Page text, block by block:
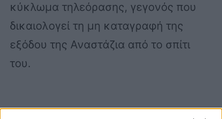
κύκλωμα τηλεόρασης, γεγονός που
δικαιολογεί τη μη καταγραφή της
εξόδου της Αναστάζια από το σπίτι
του.